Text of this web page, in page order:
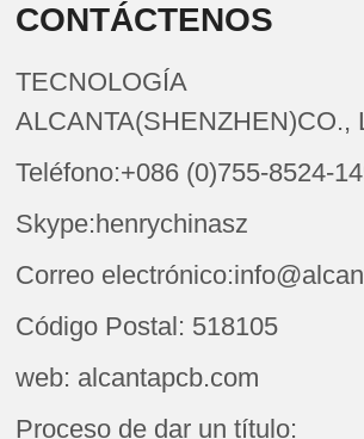
CONTÁCTENOS
TECNOLOGÍA
ALCANTA(SHENZHEN)CO.,
Teléfono:+086 (0)755-8524-
Skype:henrychinasz
Correo
Código Postal: 518105
web: alcantapcb.com
Proceso de dar un título: